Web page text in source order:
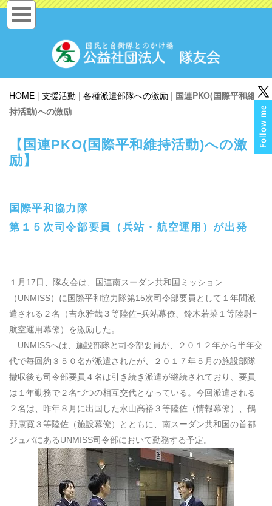
HOME | 支援活動 | 各種派遣部隊への激励 | 国連PKO(国際平和維
持活動)への激励
【国連PKO(国際平和維持活動)への激
励】
国際平和協力隊
第１５次司令部要員（兵站・航空運用）が出発
１月 17日、隊友会は、国連南スーダン共和国ミッション
（UNMISS）に国際平和協力隊第15次司令部要員として１年間派
遣される２名（吉永雅哉３等陸佐=兵站幕僚、鈴木若菜１等陸尉=
航空運用幕僚）を激励した。
UNMISSへは、施設部隊と司令部要員が、２０１２年から半年交
代で毎回約３５０名が派遣されたが、２０１７年５月の施設部隊
撤収後も司令部要員４名は引き続き派遣が継続されており、要員
は１年勤務で２名づつの相互交代となっている。今回派遣される
２名は、昨年８月に出国した永山高裕３等陸佐（情報幕僚）、鶴
野康寛３等陸佐（施設幕僚）とともに、南スーダン共和国の首都
ジュバにあるUNMISS司令部において勤務する予定。